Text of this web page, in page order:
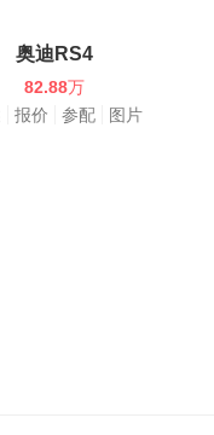
奥迪RS4
82.88万
报价 参配 图片